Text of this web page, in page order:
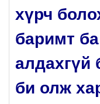
хүрч
баримт
алдахгүй
би олж